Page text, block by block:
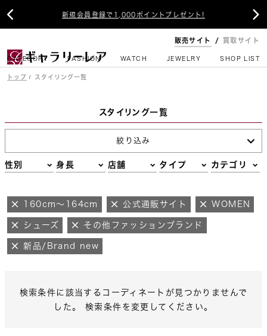
新規会員登録で1,000ポイントプレゼント!
 
販売サイト 買取サイト
CATEGORY FASHION WATCH JEWELRY SHOP LIST
トップ スタイリング一覧
スタイリング一覧
絞り込み
性別 身長 店舗 タイプ カテゴリ
160cm～164cm 公式通販サイト WOMEN
シューズ その他ファッションブランド
新品/Brand new
検索条件に該当するコーディネートが見つかりませんで
した。 検索条件を変更してください。